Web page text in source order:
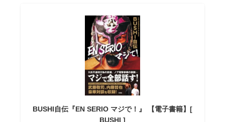
BUSHI自伝『EN SERIO マジで！』 【電子書籍】[
BUSHI ]